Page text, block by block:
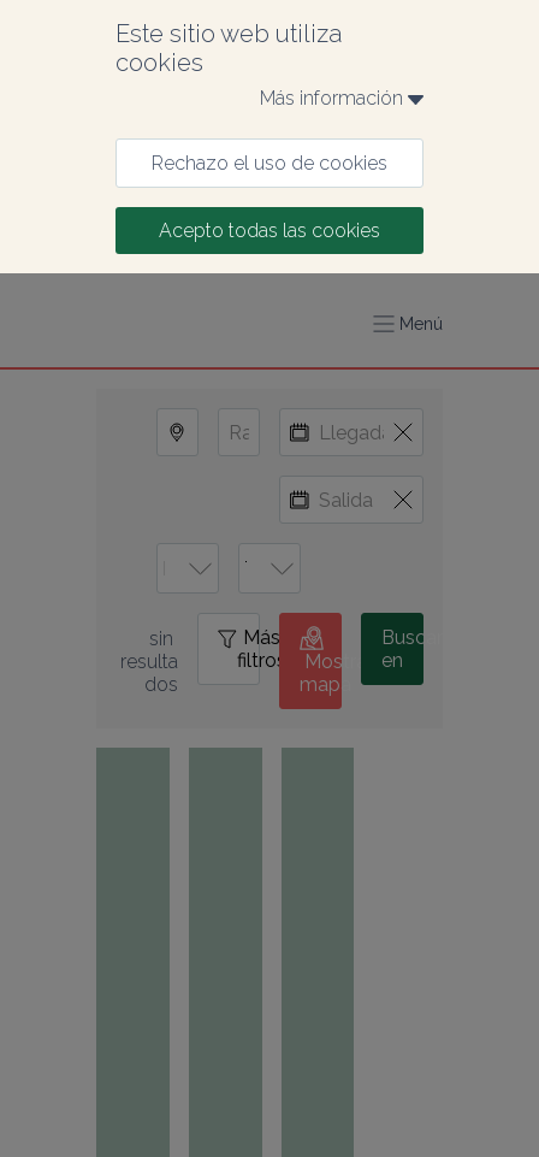
Este sitio web utiliza
cookies
Más información
Rechazo el uso de cookies
Acepto todas las cookies
Menú
sin
resulta
dos
Más
filtros
0
Mostrar
mapa
Buscar
en